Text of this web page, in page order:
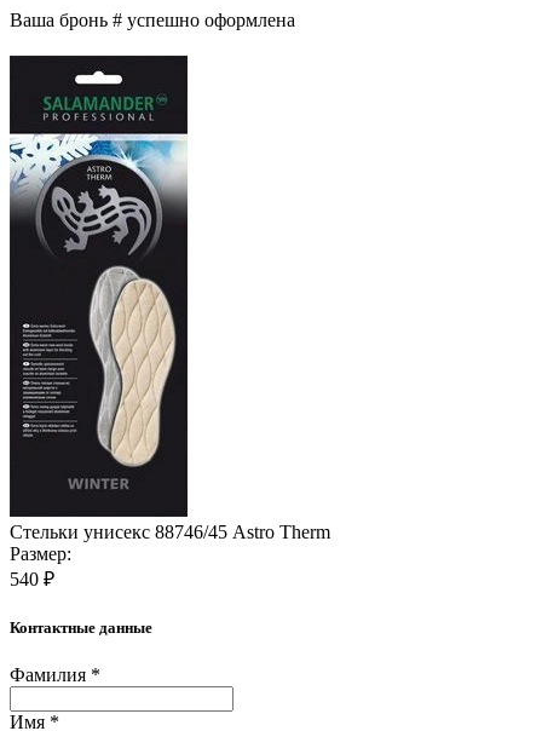
Ваша бронь # успешно оформлена
Стельки унисекс 88746/45 Astro Therm
Размер:
540 ₽
Контактные данные
Фамилия *
Имя *